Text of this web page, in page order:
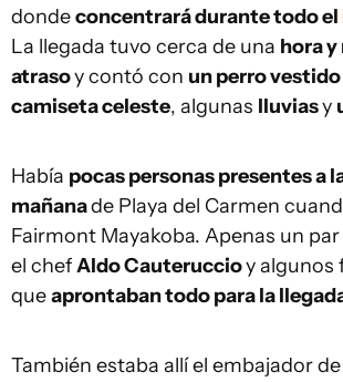
dondeconcentrará durante todo el
La llegada tuvo cerca de una hora y
atrasoy contó con un perro
camiseta celeste, algunas lluviasy
Había pocas personas presentes a
mañanade Playa del Carmen
Fairmont Mayakoba. Apenas un
el chefAldo Cauteruccioy algunos
queaprontaban todo para la
También estaba allí el embajador